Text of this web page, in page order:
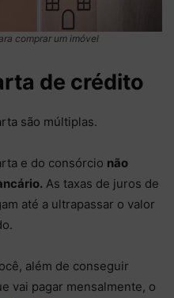
comprar um imóvel
de crédito
são múltiplas.
e do consórcio não
As taxas de juros de
até a ultrapassar o valor
além de conseguir
vai pagar mensalmente, o